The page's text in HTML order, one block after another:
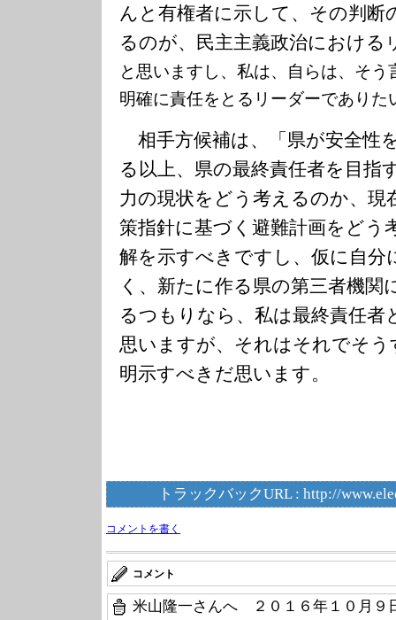
んと有権者に示して、その判断
るのが、民主主義政治における
と思いますし、私は、自らは、そ
明確に責任をとるリーダーでありた
相手方候補は、「県が安全性
る以上、県の最終責任者を目指
力の現状をどう考えるのか、現
策指針に基づく避難計画をどう
解を示すべきですし、仮に自分
く、新たに作る県の第三者機関
るつもりなら、私は最終責任者
思いますが、それはそれでそ
明示すべきだ思います。
トラックバックURL : http://
コメントを書く
コメント
米山隆一さんへ ２０１６年１０月